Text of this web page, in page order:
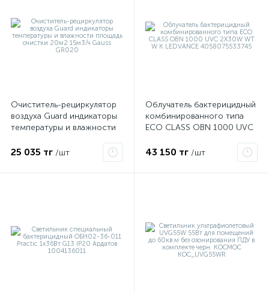
Очиститель-рециркулятор
воздуха Guard индикаторы
температуры и влажности
15м3/ч Gauss GR020
25 035 тг /шт
Облучатель бактерицидный
комбинированного типа
ECO CLASS OBN 1000 UVC
4058075533745
43 150 тг /шт